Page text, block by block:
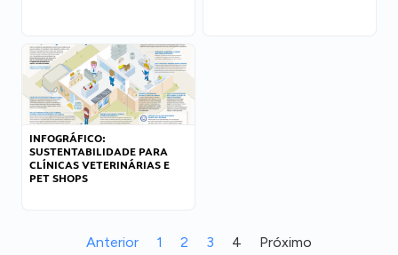
INFOGRÁFICO:
SUSTENTABILIDADE PARA
CLÍNICAS VETERINÁRIAS E
PET SHOPS
Anterior 1 2 3 4 Próximo